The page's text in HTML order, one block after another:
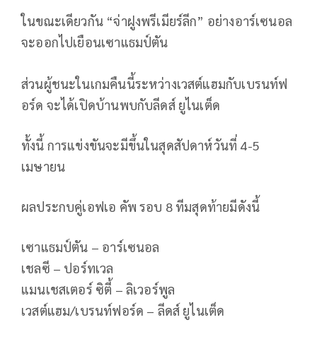
ในขณะเดียวกัน “จ่าฝูงพรีเมียร์ลีก” อย่างอาร์เซนอล
จะออกไปเยือนเซาแธมป์ตัน
ส่วนผู้ชนะในเกมคืนนี้ระหว่างเวสต์แฮมกับเบรนท์ฟ
อร์ด จะได้เปิดบ้านพบกับลีดส์ ยูไนเต็ด
ทั้งนี้ การแข่งขันจะมีขึ้นในสุดสัปดาห์วันที่ 4-5
เมษายน
ผลประกบคู่เอฟเอ คัพ รอบ 8 ทีมสุดท้ายมีดังนี้
เซาแธมป์ตัน – อาร์เซนอล
เชลซี – ปอร์ทเวล
แมนเชสเตอร์ ซิตี้ – ลิเวอร์พูล
เวสต์แฮม/เบรนท์ฟอร์ด – ลีดส์ ยูไนเต็ด